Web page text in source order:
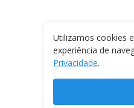
Utilizamos cookies
experiência de
Privacidade.